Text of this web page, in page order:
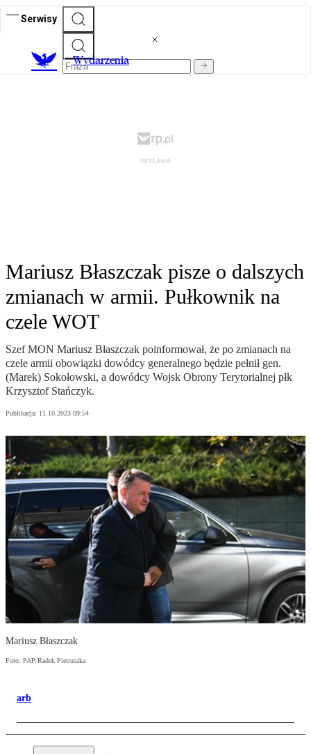
Serwisy
Wydarzenia
Mariusz Błaszczak pisze o dalszych
zmianach w armii. Pułkownik na
czele WOT
Szef MON Mariusz Błaszczak poinformował, że po zmianach na
czele armii obowiązki dowódcy generalnego będzie pełnił gen.
(Marek) Sokołowski, a dowódcy Wojsk Obrony Terytorialnej płk
Krzysztof Stańczyk.
Publikacja: 11.10.2023 09:54
Mariusz Błaszczak
Foto: PAP/Radek Pietruszka
arb